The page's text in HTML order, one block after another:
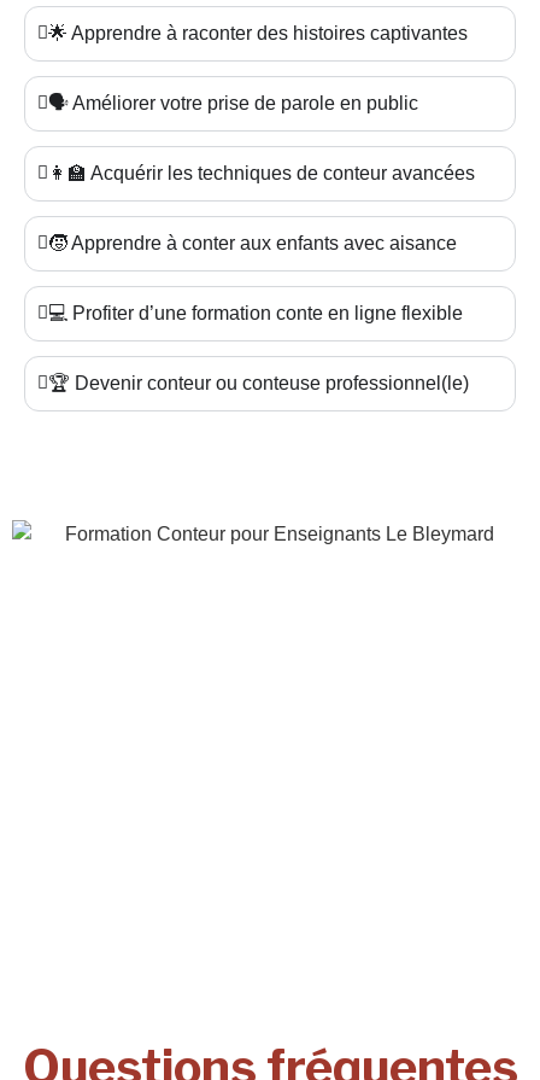
🌟 Apprendre à raconter des histoires captivantes
🗣️ Améliorer votre prise de parole en public
👩‍🏫 Acquérir les techniques de conteur avancées
🧒 Apprendre à conter aux enfants avec aisance
💻 Profiter d’une formation conte en ligne flexible
🏆 Devenir conteur ou conteuse professionnel(le)
Questions fréquentes